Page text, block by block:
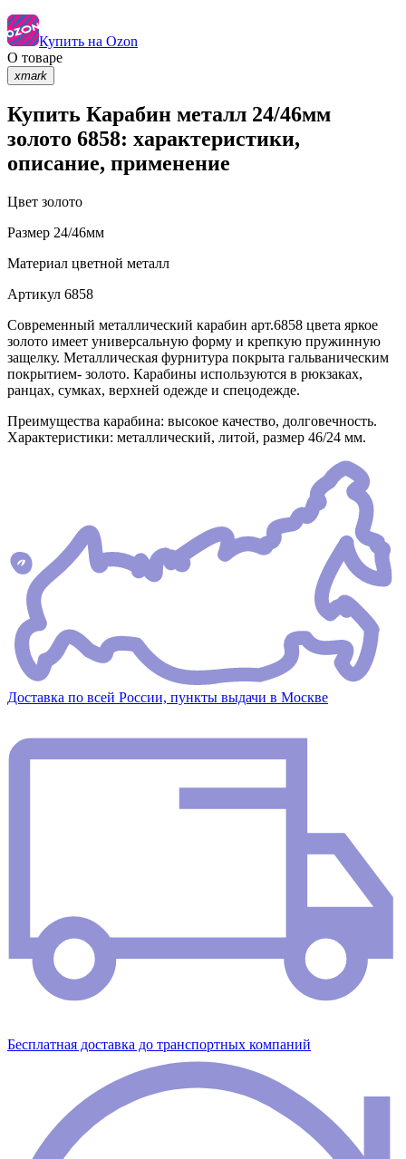
Купить на Ozon
О товаре
xmark
Купить Карабин металл 24/46мм
золото 6858: характеристики,
описание, применение
Цвет золото
Размер 24/46мм
Материал цветной металл
Артикул 6858
Современный металлический карабин арт.6858 цвета яркое
золото имеет универсальную форму и крепкую пружинную
защелку. Металлическая фурнитура покрыта гальваническим
покрытием- золото. Карабины используются в рюкзаках,
ранцах, сумках, верхней одежде и спецодежде.
Преимущества карабина: высокое качество, долговечность.
Характеристики: металлический, литой, размер 46/24 мм.
Доставка по всей России, пункты выдачи в Москве
Бесплатная доставка до транспортных компаний